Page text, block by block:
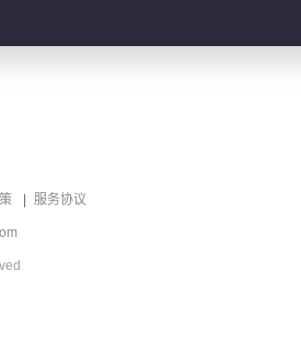
服务协议